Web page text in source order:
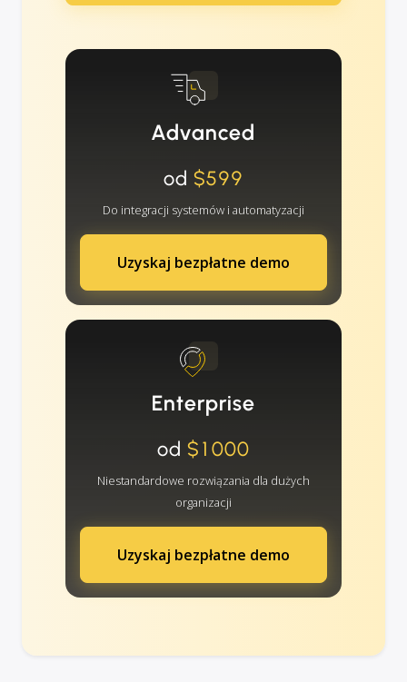
Advanced
od $599
Do integracji systemów i automatyzacji
Uzyskaj bezpłatne demo
Enterprise
od $1000
Niestandardowe rozwiązania dla dużych
organizacji
Uzyskaj bezpłatne demo